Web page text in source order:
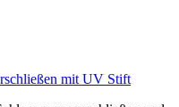
mit UV Stift